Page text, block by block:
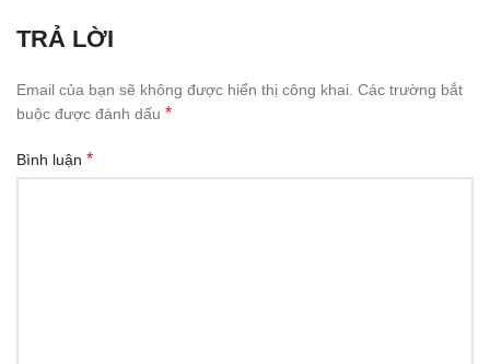
TRẢ LỜI
Email của bạn sẽ không được hiển thị công khai. Các trường bắt
buộc được đánh dấu *
Bình luận *